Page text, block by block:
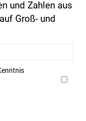
und Zahlen aus
Groß- und